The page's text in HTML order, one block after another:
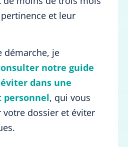
et leur
démarche, je
notre guide
dans une
personnel, qui vous
dossier et éviter